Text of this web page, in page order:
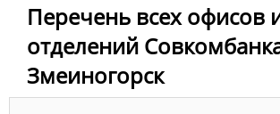
Перечень всех офисов
отделений
Змеиногорск